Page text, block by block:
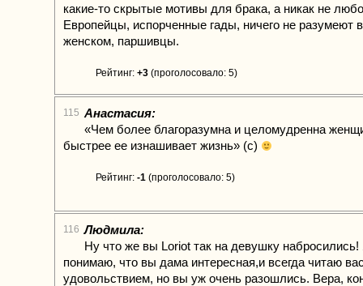
какие-то скрытые мотивы для брака, а никак не
Европейцы, испорченные гады, ничего не разумеют
женском, паршивцы.
Рейтинг: +3 (проголосовало: 5)
115 Анастасия:
«Чем более благоразумна и целомудренна
быстрее ее изнашивает жизнь» (с)
Рейтинг: -1 (проголосовало: 5)
116 Людмила:
Ну что же вы Loriot так на девушку набросились!
понимаю, что вы дама интересная,и всегда читаю
удовольствием, но вы уж очень разошлись. Вера,